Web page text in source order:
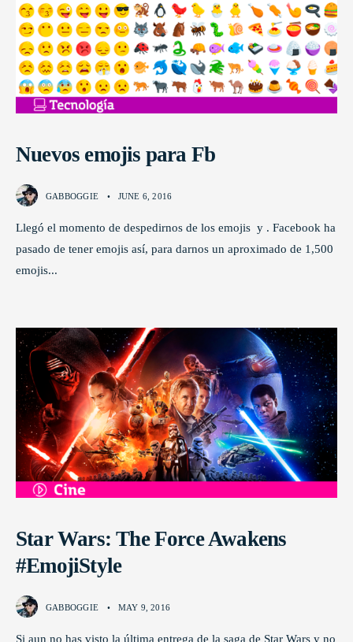
Nuevos emojis para Fb
GABBOGGIE • JUNE 6, 2016
Llegó el momento de despedirnos de los emojis y . Facebook ha
pasado de tener emojis así, para darnos un aproximado de 1,500
emojis...
Star Wars: The Force Awakens
#EmojiStyle
GABBOGGIE • MAY 9, 2016
Si aun no has visto la última entrega de la saga de Star Wars y no